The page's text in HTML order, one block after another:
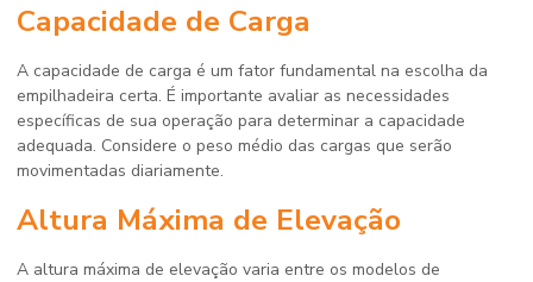
Capacidade de Carga
A capacidade de carga é um fator fundamental na escolha da
empilhadeira certa. É importante avaliar as necessidades
específicas de sua operação para determinar a capacidade
adequada. Considere o peso médio das cargas que serão
movimentadas diariamente.
Altura Máxima de Elevação
A altura máxima de elevação varia entre os modelos de